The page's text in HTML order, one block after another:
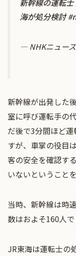
新幹線の運転
海が処分検討
— NHKニュー
新幹線が出発した
室に呼び運転手の
だ後で3分間ほど
すが、車掌の役目
客の安全を確認す
いないということ
当時、新幹線は時
数はおよそ160人で
JR東海は運転士の